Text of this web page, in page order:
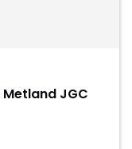
JGC